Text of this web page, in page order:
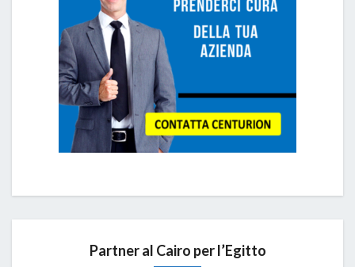
Partner al Cairo per l’Egitto